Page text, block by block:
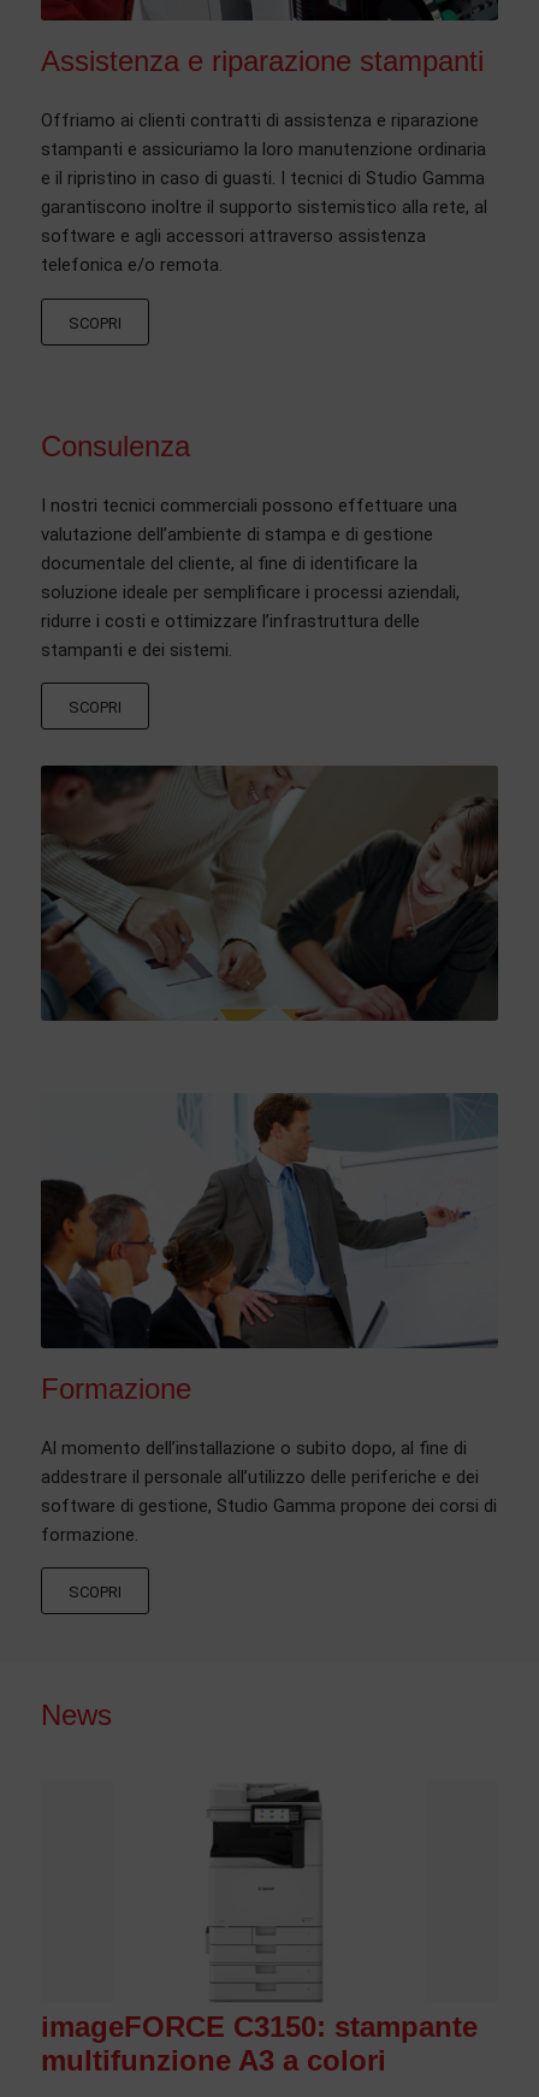
Assistenza e riparazione stampanti
Offriamo ai clienti contratti di assistenza e riparazione
stampanti e assicuriamo la loro manutenzione ordinaria
e il ripristino in caso di guasti. I tecnici di Studio Gamma
garantiscono inoltre il supporto sistemistico alla rete, al
software e agli accessori attraverso assistenza
telefonica e/o remota.
SCOPRI
Consulenza
I nostri tecnici commerciali possono effettuare una
valutazione dell’ambiente di stampa e di gestione
documentale del cliente, al fine di identificare la
soluzione ideale per semplificare i processi aziendali,
ridurre i costi e ottimizzare l’infrastruttura delle
stampanti e dei sistemi.
SCOPRI
Formazione
Al momento dell’installazione o subito dopo, al fine di
addestrare il personale all’utilizzo delle periferiche e dei
software di gestione, Studio Gamma propone dei corsi di
formazione.
SCOPRI
News
imageFORCE C3150: stampante
multifunzione A3 a colori